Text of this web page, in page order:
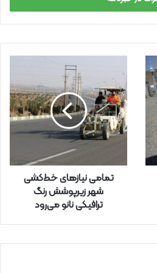
تمامی نیازهای خط‌کشی
شهر زیرپوشش رنگ
ترافیکی نانو می‌رود